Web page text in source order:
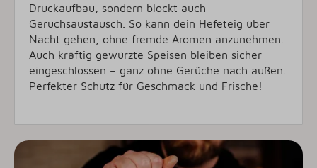
Druckaufbau, sondern blockt auch
Geruchsaustausch. So kann dein Hefeteig über
Nacht gehen, ohne fremde Aromen anzunehmen.
Auch kräftig gewürzte Speisen bleiben sicher
eingeschlossen – ganz ohne Gerüche nach außen.
Perfekter Schutz für Geschmack und Frische!